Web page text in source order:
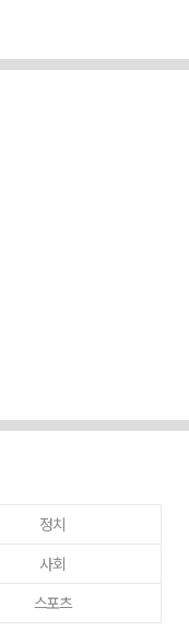
정치
사회
스포츠